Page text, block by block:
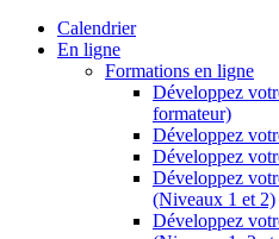
Calendrier
En ligne
Formations en ligne
Développez
formateur)
Développez
Développez
Développez
(Niveaux 1 et 2)
Développez